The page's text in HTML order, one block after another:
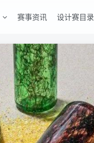
赛事资讯 设计赛目录